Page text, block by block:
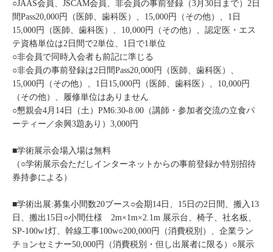
○JAAS会員、JSCAM会員、非会員の事前登録（3月30日まで）2日
間Pass20,000円（医師、歯科医）、15,000円（その他）、1日
15,000円（医師、歯科医）、10,000円（その他）、認定医・エス
テ資格単位は2日間で2単位、1日で1単位
○非会員で同時入会者も前記に準じる
○非会員の事前登録は2日間Pass20,000円（医師、歯科医）、
15,000円（その他）、1日15,000円（医師、歯科医）、10,000円
（その他）、履修単位はありません
○懇親会4月14日（土）PM6:30‐8:00（講師・参加者交流の立食パ
ーティー／余興3題あり）3,000円
■学術展示会場入場は無料
（○学術展示会ただしインターネットからの事前登録か特別招待
券持参による）
■学術出展:募集小間数20ブース○会期14日、15日の2日間、搬入13
日、搬出15日○小間仕様 2m×1m×2.1m 展示台、椅子、社名板、
SP-100w1灯、幹線工事100w○200,000円（消費税別）、企業ラン
チョンセミナー50,000円（消費税別・但し出展者に限る）○展示